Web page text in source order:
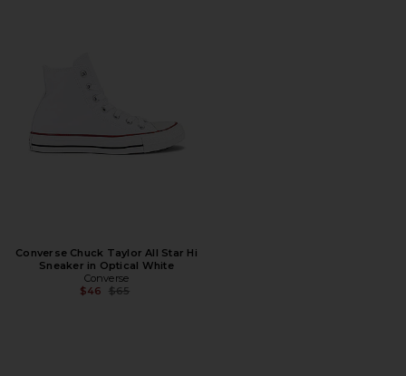
Converse Chuck Taylor All Star Hi
Sneaker in Optical White
Converse
$46
Предыдущая цена:
$65